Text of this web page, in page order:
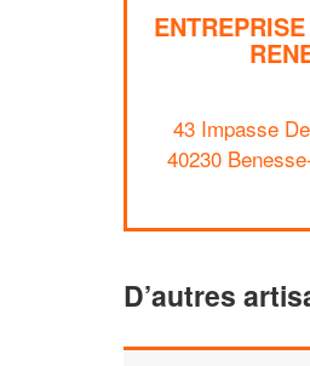
43 Impasse
40230
D’autres